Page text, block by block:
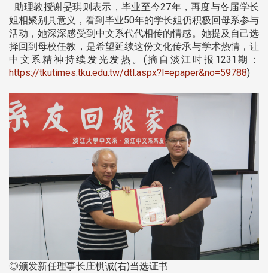
助理教授谢旻琪则表示，毕业至今27年，再度与各届学长
姐相聚别具意义，看到毕业50年的学长姐仍积极回母系参与
活动，她深深感受到中文系代代相传的情感。她提及自己选
择回到母校任教，是希望延续这份文化传承与学术热情，让
中文系精神持续发光发热。(摘自淡江时报1231期：
https://tkutimes.tku.edu.tw/dtl.aspx?l=epaper&no=59788)
◎颁发新任理事长庄棋诚(右)当选证书